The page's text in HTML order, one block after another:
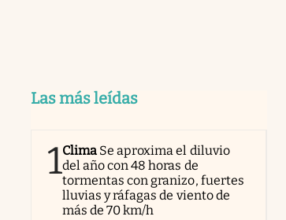
Las más leídas
1Clima Se aproxima el diluvio
del año con 48 horas de
tormentas con granizo, fuertes
lluvias y ráfagas de viento de
más de 70 km/h